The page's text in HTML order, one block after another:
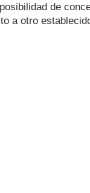
de
a otro